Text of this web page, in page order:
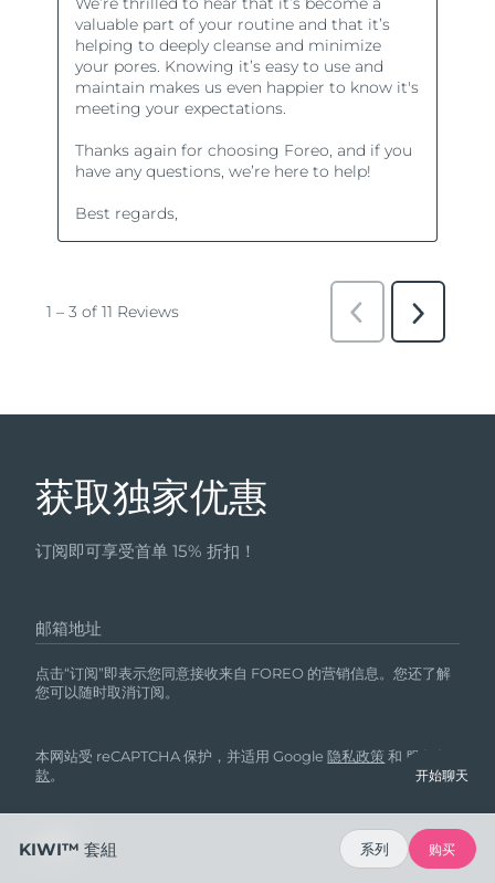
获取独家优惠
订阅即可享受首单 15% 折扣！
邮箱地址
点击“订阅”即表示您同意接收来自 FOREO 的营销信息。您还了解
您可以随时取消订阅。
本网站受 reCAPTCHA 保护，并适用 Google隐私政策 和 服务条
款。 开始聊天
KIWI™ 套組 系列 购买